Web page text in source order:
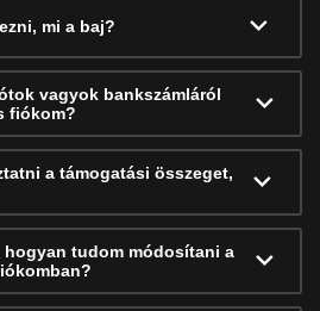
mi a baj?
vagyok bankszámláról
fiókom?
a támogatási összeget,
hogyan tudom módosítani a